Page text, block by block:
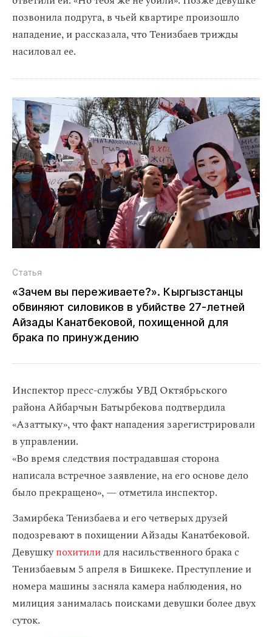
позвонила подруга, в чьей квартире произошло
нападение, и рассказала, что Тенизбаев трижды
насиловал ее.
Статья
«Зачем вы переживаете?». Кыргызстанцы
обвиняют силовиков в убийстве 27‑летней
Айзады Канатбековой, похищенной для
брака по принуждению
Инспектор пресс-службы УВД Октябрьского
района Айбарчын Батырбекова подтвердила
«Азаттыку», что факт нападения зарегистрировали
в управлении.
«Во время следствия пострадавшая сторона
написала встречное заявление, на его основе дело
было прекращено», — отметила инспектор.
Замирбека Тенизбаева и его четверых друзей
подозревают в похищении Айзады Канатбековой.
Девушкупохитилидля насильственного брака с
Тенизбаевым 5 апреля в Бишкеке. Преступление и
номера машины засняла камера наблюдения, но
милиция занималась поисками девушки более двух
суток.